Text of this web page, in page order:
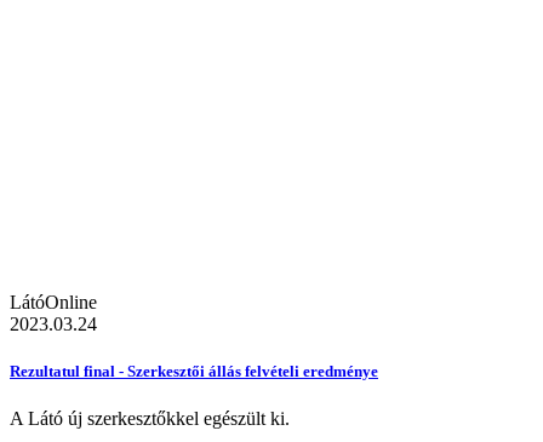
LátóOnline
2023.03.24
Rezultatul final - Szerkesztői állás felvételi eredménye
A Látó új szerkesztőkkel egészült ki.